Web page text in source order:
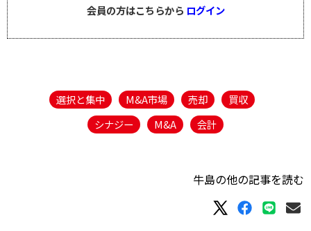
会員の方はこちらから ログイン
選択と集中 M&A市場 売却
買収
シナジー
M&A 会計
牛島の他の記事を読む